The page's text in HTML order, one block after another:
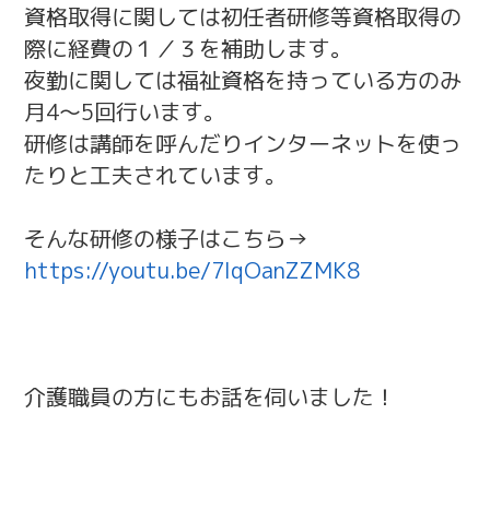
資格取得に関しては初任者研修等資格取得の
際に経費の１／３を補助します。
夜勤に関しては福祉資格を持っている方のみ
月4～5回行います。
研修は講師を呼んだりインターネットを使っ
たりと工夫されています。
そんな研修の様子はこちら→
https://youtu.be/7IqOanZZMK8
介護職員の方にもお話を伺いました！